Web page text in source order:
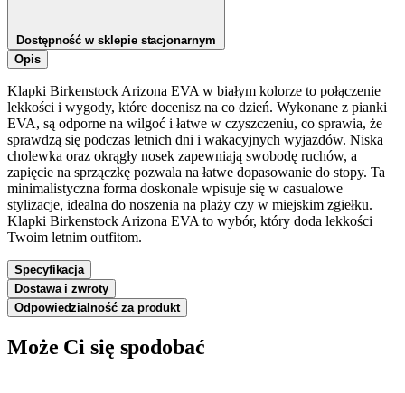
Dostępność w sklepie stacjonarnym
Opis
Klapki Birkenstock Arizona EVA w białym kolorze to połączenie
lekkości i wygody, które docenisz na co dzień. Wykonane z pianki
EVA, są odporne na wilgoć i łatwe w czyszczeniu, co sprawia, że
sprawdzą się podczas letnich dni i wakacyjnych wyjazdów. Niska
cholewka oraz okrągły nosek zapewniają swobodę ruchów, a
zapięcie na sprzączkę pozwala na łatwe dopasowanie do stopy. Ta
minimalistyczna forma doskonale wpisuje się w casualowe
stylizacje, idealna do noszenia na plaży czy w miejskim zgiełku.
Klapki Birkenstock Arizona EVA to wybór, który doda lekkości
Twoim letnim outfitom.
Specyfikacja
Dostawa i zwroty
Odpowiedzialność za produkt
Może Ci się spodobać